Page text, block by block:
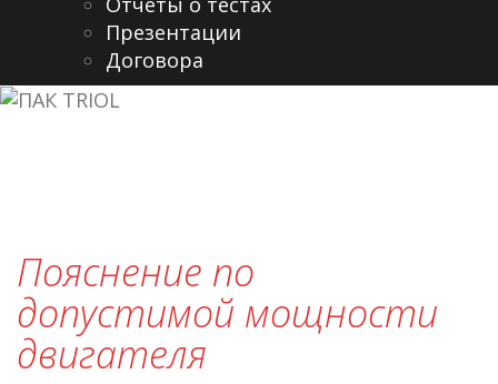
Презентации
Договора
Пояснение по
допустимой мощности
двигателя